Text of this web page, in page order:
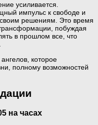
усиливается.
импульс к свободе и
решениям. Это время
побуждая
в прошлом все, что
которое
полному возможностей
на часах